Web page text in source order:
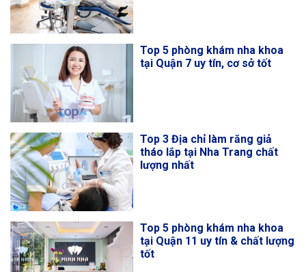
Top 5 phòng khám nha khoa
tại Quận 7 uy tín, cơ sở tốt
Top 3 Địa chỉ làm răng giả
tháo lắp tại Nha Trang chất
lượng nhất
Top 5 phòng khám nha khoa
tại Quận 11 uy tín & chất lượng
tốt